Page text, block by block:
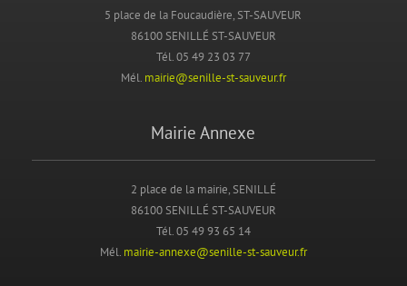
5 place de la Foucaudière, ST-SAUVEUR
86100 SENILLÉ ST-SAUVEUR
Tél. 05 49 23 03 77
Mél. mairie@senille-st-sauveur.fr
Mairie Annexe
2 place de la mairie, SENILLÉ
86100 SENILLÉ ST-SAUVEUR
Tél. 05 49 93 65 14
Mél. mairie-annexe@senille-st-sauveur.fr